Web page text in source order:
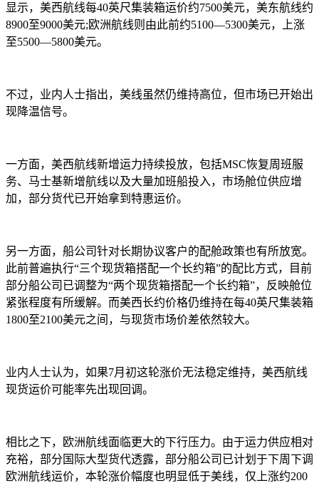
显示，美西航线每40英尺集装箱运价约7500美元，美东航线约
8900至9000美元;欧洲航线则由此前约5100—5300美元，上涨
至5500—5800美元。
不过，业内人士指出，美线虽然仍维持高位，但市场已开始出
现降温信号。
一方面，美西航线新增运力持续投放，包括MSC恢复周班服
务、马士基新增航线以及大量加班船投入，市场舱位供应增
加，部分货代已开始拿到特惠运价。
另一方面，船公司针对长期协议客户的配舱政策也有所放宽。
此前普遍执行“三个现货箱搭配一个长约箱”的配比方式，目前
部分船公司已调整为“两个现货箱搭配一个长约箱”，反映舱位
紧张程度有所缓解。而美西长约价格仍维持在每40英尺集装箱
1800至2100美元之间，与现货市场价差依然较大。
业内人士认为，如果7月初这轮涨价无法稳定维持，美西航线
现货运价可能率先出现回调。
相比之下，欧洲航线面临更大的下行压力。由于运力供应相对
充裕，部分国际大型货代透露，部分船公司已计划于下周下调
欧洲航线运价，本轮涨价幅度也明显低于美线，仅上涨约200